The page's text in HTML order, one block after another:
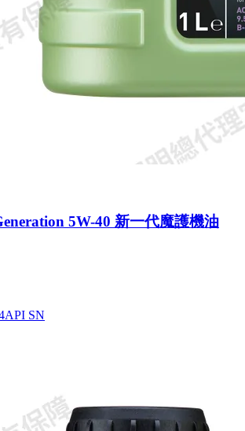
5W-40 新一代魔護機油
API SN